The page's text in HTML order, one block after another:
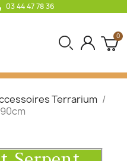
03 44 47 78 36
Terrarium